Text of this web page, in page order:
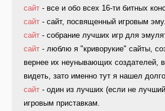
сайт - все и обо всех 16-ти битных
сайт - сайт, посвященный игровым
сайт - собрание лучших игр для
сайт - люблю я "криворукие" сайты,
вернее их неунывающих создателей,
видеть, зато именно тут я нашел
сайт - один из лучших (если не
игровым приставкам.